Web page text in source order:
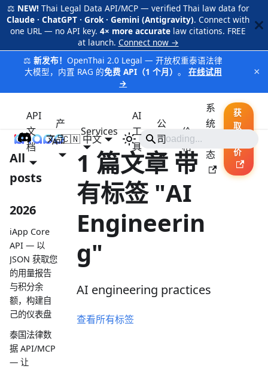
⚖️ NEW! Thai Legal Data API/MCP — verified Thai law data for
Claude · ChatGPT · Grok · Gemini (Antigravity). Connect with
one URL — no API key. 4× more accurate law citations. FREE
at launch. Connect now →
⚖️新发布！OpenThai 2.0 Legal — 开放权重泰语法律
大模型，内置 RAG 的免费 API（1 个月） 。
在线试用
→
×
iApp
API
文
档
产
品
Services
AI
工
具
公
司
价
格
系
统
态
获
取
价
🇨🇳 中文
All
posts
2026
iApp Core
API — 以
JSON 获取您
的用量报告
与积分余
额，构建自
己的仪表盘
泰国法律数
据 API/MCP
— 让
1 篇文章 带
有标签 "AI
Engineerin
g"
AI engineering practices
查看所有标签